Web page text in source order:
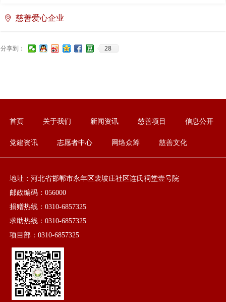
ꄹ 慈善爱心企业
分享到： 28
首页 关于我们 新闻资讯 慈善项目 信息公开
党建资讯 志愿者中心 网络众筹 慈善文化
地址：河北省邯郸市永年区裴坡庄社区连氏祠堂壹号院
邮政编码：056000
捐赠热线：0310-6857325
求助热线：0310-6857325
项目部：0310-6857325